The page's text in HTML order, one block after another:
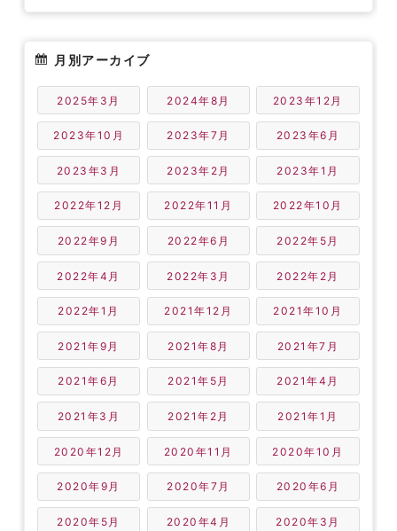
月別アーカイブ
2025年3月 2024年8月 2023年12月
2023年10月 2023年7月 2023年6月
2023年3月 2023年2月 2023年1月
2022年12月 2022年11月 2022年10月
2022年9月 2022年6月 2022年5月
2022年4月 2022年3月 2022年2月
2022年1月 2021年12月 2021年10月
2021年9月 2021年8月 2021年7月
2021年6月 2021年5月 2021年4月
2021年3月 2021年2月 2021年1月
2020年12月 2020年11月 2020年10月
2020年9月 2020年7月 2020年6月
2020年5月 2020年4月 2020年3月